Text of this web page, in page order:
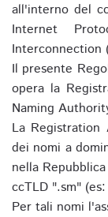
all'interno del
Internet
Interconnection
Il presente
opera la
Naming
La Registration
dei nomi a
nella
ccTLD ".sm"
Per tali nomi